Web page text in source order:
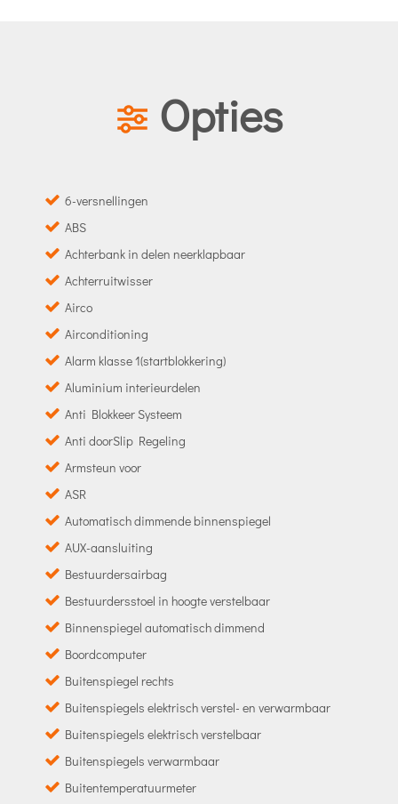
Opties
6-versnellingen
ABS
Achterbank in delen neerklapbaar
Achterruitwisser
Airco
Airconditioning
Alarm klasse 1(startblokkering)
Aluminium interieurdelen
Anti Blokkeer Systeem
Anti doorSlip Regeling
Armsteun voor
ASR
Automatisch dimmende binnenspiegel
AUX-aansluiting
Bestuurdersairbag
Bestuurdersstoel in hoogte verstelbaar
Binnenspiegel automatisch dimmend
Boordcomputer
Buitenspiegel rechts
Buitenspiegels elektrisch verstel- en verwarmbaar
Buitenspiegels elektrisch verstelbaar
Buitenspiegels verwarmbaar
Buitentemperatuurmeter